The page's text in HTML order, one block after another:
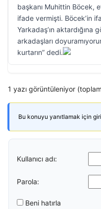
başkanı Muhittin Böcek,
ifade vermişti. Böcek’in
Yarkadaş’ın aktardığına
arkadaşları
kurtarın” dedi.
1 yazı görüntüleniyor
Bu konuyu yanıtlamak için
Kullanıcı adı:
Parola:
Beni hatırla